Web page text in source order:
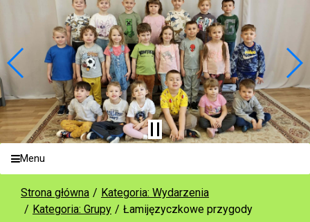
Menu
Strona główna
Kategoria: Wydarzenia
Kategoria: Grupy
Łamijęzyczkowe przygody